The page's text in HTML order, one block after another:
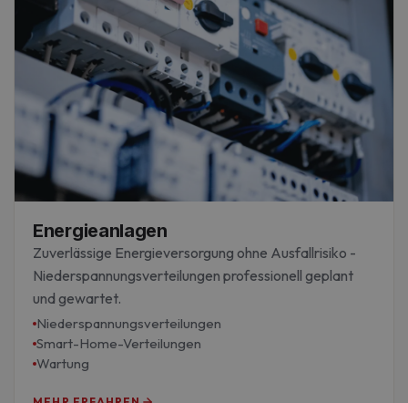
Energieanlagen
Zuverlässige Energieversorgung ohne Ausfallrisiko -
Niederspannungsverteilungen professionell geplant
und gewartet.
Niederspannungsverteilungen
Smart-Home-Verteilungen
Wartung